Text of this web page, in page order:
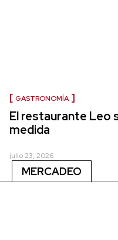
GASTRONOMÍA
El restaurante Leo
medida
julio 23, 2026
MERCADEO